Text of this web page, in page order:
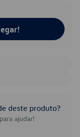
deste produto?
ajudar!